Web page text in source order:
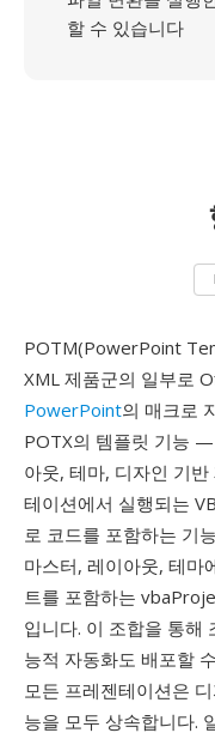
할 수 있습니다
POTM(PowerPoint
XML 제품군의 일부로
PowerPoint의 매크로
POTX의 템플릿 기능
아웃, 테마, 디자인 기
테이션에서 실행되는
로 코드를 포함하는 기
마스터, 레이아웃, 테마
트를 포함하는
입니다. 이 조합을 통해
능적 자동화도 배포할
모든 프레젠테이션은
능을 모두 상속합니다.